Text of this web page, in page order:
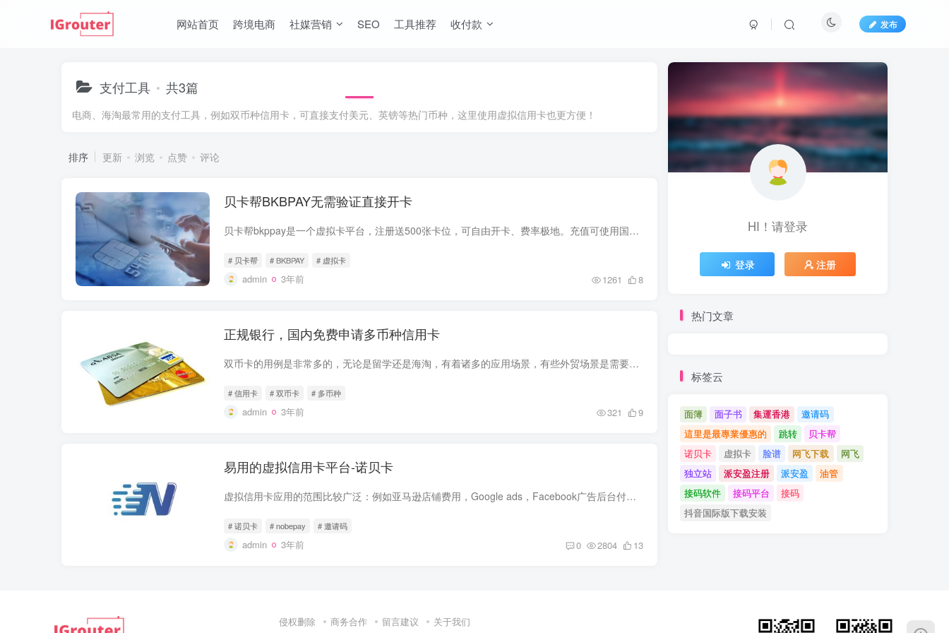
网站首页 跨境电商 社媒营销 SEO 工具推荐 收付款 发布
支付工具 共3篇
电商、海淘最常用的支付工具，例如双币种信用卡，可直接支付美元、英镑等热门币种，这里使用虚拟信用卡也更方便！
排序 更新 浏览 点赞 评论
贝卡帮BKBPAY无需验证直接开卡
贝卡帮bkppay是一个虚拟卡平台，注册送500张卡位，可自由开卡、费率极地。充值可使用国内微信、支付宝的方式。
# 贝卡帮 # BKBPAY # 虚拟卡
admin 3年前 1261 8
正规银行，国内免费申请多币种信用卡
双币卡的用例是非常多的，无论是留学还是海淘，有着诸多的应用场景，有些外贸场景是需要多币种实体信用卡的。我平时也会逛逛各类网站，一般的域名主机商都必须使用信用卡，例如甲骨文和谷歌云！...
# 信用卡 # 双币卡 # 多币种
admin 3年前 321 9
易用的虚拟信用卡平台-诺贝卡
虚拟信用卡应用的范围比较广泛：例如亚马逊店铺费用，Google ads，Facebook广告后台付款、海淘购物等，收款平台现在相继推出了自己的虚拟卡，但是充值都有一定的难度，今天我就来推荐一个在国内...
# 诺贝卡 # nobepay # 邀请码
admin 3年前 0 2804 13
HI！请登录
登录 注册
热门文章
标签云
面簿 面子书 集運香港
邀请码
這里是最專業優惠的
跳转
贝卡帮
诺贝卡
虚拟卡 脸谱 网飞下载
网飞
独立站
派安盈注册 派安盈
油管
接码软件
接码平台
接码
抖音国际版下载安装
侵权删除 商务合作 留言建议 关于我们